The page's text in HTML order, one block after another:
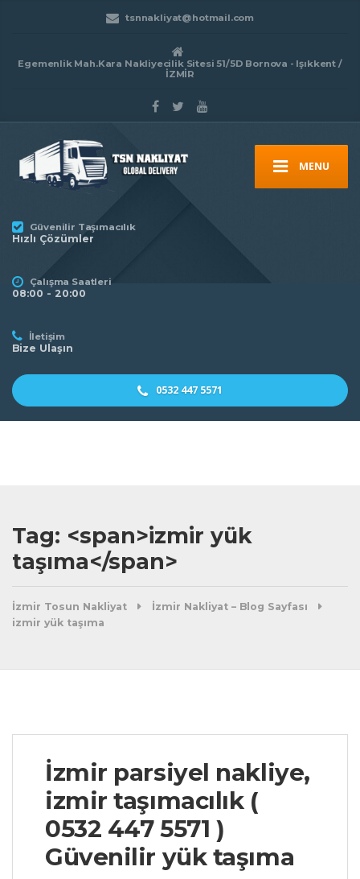
tsnnakliyat@hotmail.com
Egemenlik Mah.Kara Nakliyecilik Sitesi 51/5D Bornova - Işıkkent /
İZMİR
MENU
Güvenilir Taşımacılık
Hızlı Çözümler
Çalışma Saatleri
08:00 - 20:00
İletişim
Bize Ulaşın
0532 447 5571
Tag: <span>izmir yük
taşıma</span>
İzmir Tosun Nakliyat
İzmir Nakliyat – Blog Sayfası
izmir yük taşıma
İzmir parsiyel nakliye,
izmir taşımacılık (
0532 447 5571 )
Güvenilir yük taşıma